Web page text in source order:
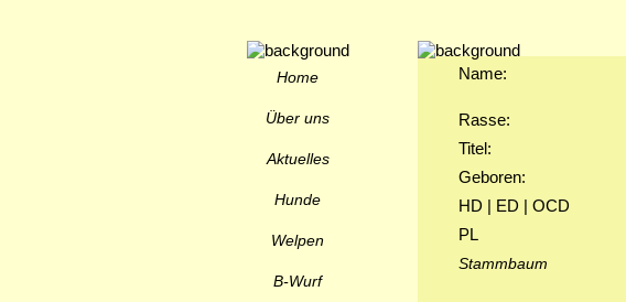
Home
Über uns
Aktuelles
Hunde
Welpen
B-Wurf
Name:
Rasse:
Titel:
Geboren:
HD | ED | OCD
PL
Stammbaum